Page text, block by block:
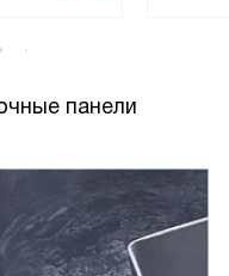
панели